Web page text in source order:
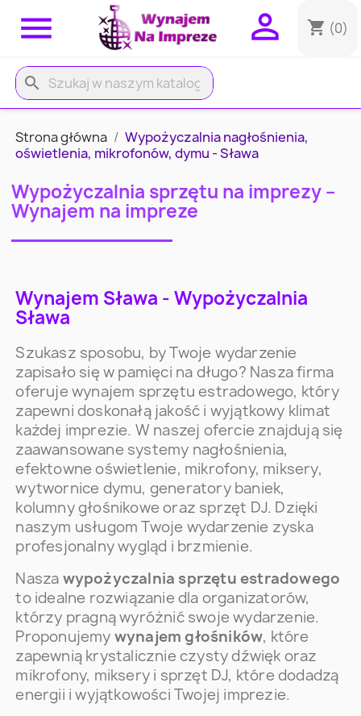
 shopping_cart (0)

search
Strona główna
Wypożyczalnia nagłośnienia,
oświetlenia, mikrofonów, dymu - Sława
Wypożyczalnia sprzętu na imprezy –
Wynajem na impreze
Wynajem Sława - Wypożyczalnia
Sława
Szukasz sposobu, by Twoje wydarzenie
zapisało się w pamięci na długo? Nasza firma
oferuje wynajem sprzętu estradowego, który
zapewni doskonałą jakość i wyjątkowy klimat
każdej imprezie. W naszej ofercie znajdują się
zaawansowane systemy nagłośnienia,
efektowne oświetlenie, mikrofony, miksery,
wytwornice dymu, generatory baniek,
kolumny głośnikowe oraz sprzęt DJ. Dzięki
naszym usługom Twoje wydarzenie zyska
profesjonalny wygląd i brzmienie.
Nasza wypożyczalnia sprzętu estradowego
to idealne rozwiązanie dla organizatorów,
którzy pragną wyróżnić swoje wydarzenie.
Proponujemy wynajem głośników, które
zapewnią krystalicznie czysty dźwięk oraz
mikrofony, miksery i sprzęt DJ, które dodadzą
energii i wyjątkowości Twojej imprezie.